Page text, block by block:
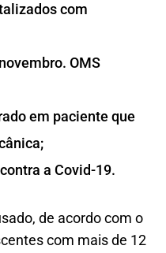
com
OMS
em paciente que
a Covid-19.
de acordo com o
com mais de 12